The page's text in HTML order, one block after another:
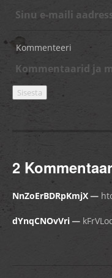
Kommenteeri
2
NnZoErBDRpKmjX
dYnqCNOvVri